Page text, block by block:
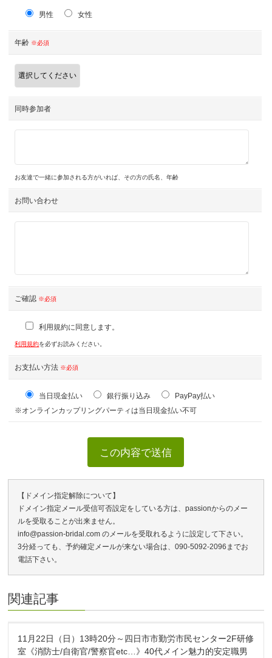
男性 女性
年齢 ※必須
同時参加者
お友達で一緒に参加される方がいれば、その方の氏名、年齢
お問い合わせ
ご確認 ※必須
利用規約に同意します。
利用規約を必ずお読みください。
お支払い方法 ※必須
当日現金払い 銀行振り込み
PayPay払い
※オンラインカップリングパーティは当日現金払い不可
【ドメイン指定解除について】
ドメイン指定メール受信可否設定をしている方は、passionからのメー
ルを受取ることが出来ません。
info@passion-bridal.com のメールを受取れるように設定して下さい。
3分経っても、予約確定メールが来ない場合は、090-5092-2096までお
電話下さい。
関連記事
11月22日（日）13時20分～四日市市勤労市民センター2F研修
室《消防士/自衛官/警察官etc…》40代メイン魅力的安定職男